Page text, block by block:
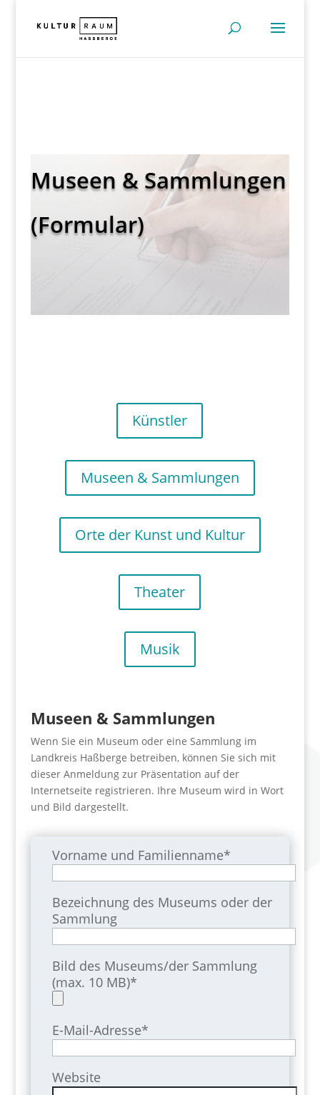
Museen & Sammlungen
(Formular)
Künstler
Museen & Sammlungen
Orte der Kunst und Kultur
Theater
Musik
Museen & Sammlungen
Wenn Sie ein Museum oder eine Sammlung im
Landkreis Haßberge betreiben, können Sie sich mit
dieser Anmeldung zur Präsentation auf der
Internetseite registrieren. Ihre Museum wird in Wort
und Bild dargestellt.
Vorname und Familienname*
Bezeichnung des Museums oder der
Sammlung
Bild des Museums/der Sammlung
(max. 10 MB)*
E-Mail-Adresse*
Website